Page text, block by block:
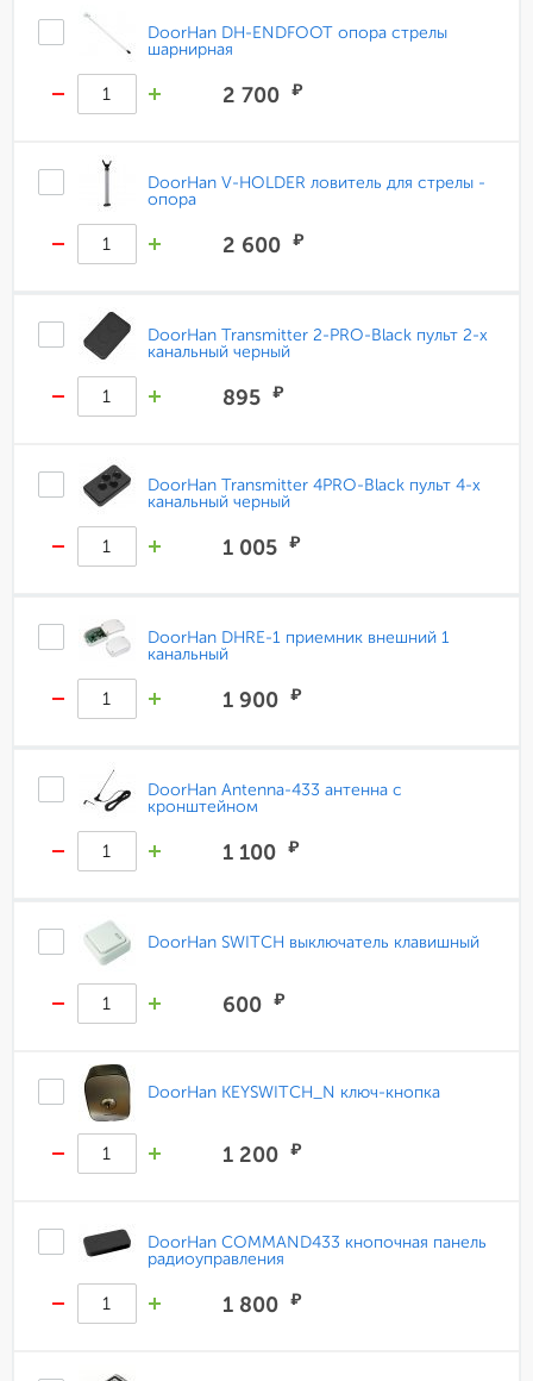
DoorHan DH-ENDFOOT опора стрелы
шарнирная
2 700 ₽
DoorHan V-HOLDER ловитель для стрелы -
опора
2 600 ₽
DoorHan Transmitter 2-PRO-Black пульт 2-х
канальный черный
895 ₽
DoorHan Transmitter 4PRO-Black пульт 4-х
канальный черный
1 005 ₽
DoorHan DHRE-1 приемник внешний 1
канальный
1 900 ₽
DoorHan Antenna-433 антенна с
кронштейном
1 100 ₽
DoorHan SWITCH выключатель клавишный
600 ₽
DoorHan KEYSWITCH_N ключ-кнопка
1 200 ₽
DoorHan COMMAND433 кнопочная панель
радиоуправления
1 800 ₽